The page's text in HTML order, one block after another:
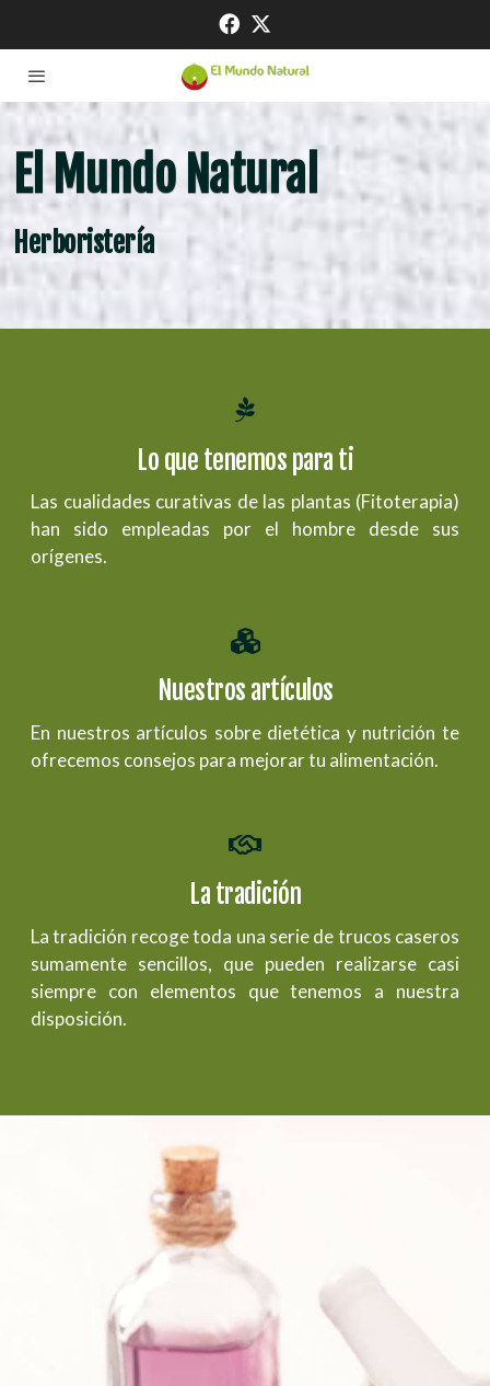
El Mundo Natural
Herboristería
Lo que tenemos para ti
Las cualidades curativas de las plantas (Fitoterapia)
han sido empleadas por el hombre desde sus
orígenes.
Nuestros artículos
En nuestros artículos sobre dietética y nutrición te
ofrecemos consejos para mejorar tu alimentación.
La tradición
La tradición recoge toda una serie de trucos caseros
sumamente sencillos, que pueden realizarse casi
siempre con elementos que tenemos a nuestra
disposición.